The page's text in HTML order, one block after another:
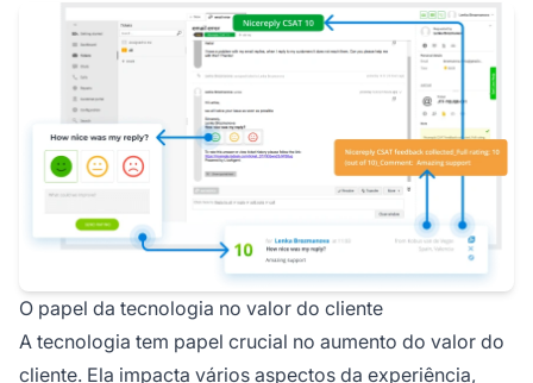
O papel da tecnologia no valor do cliente
A tecnologia tem papel crucial no aumento do valor do
cliente. Ela impacta vários aspectos da experiência,